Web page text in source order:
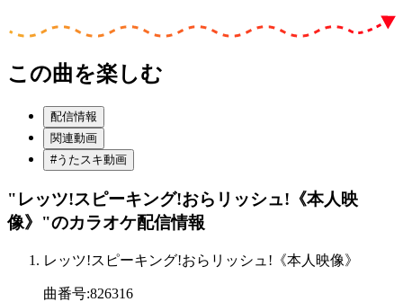
この曲を楽しむ
配信情報
関連動画
#うたスキ動画
"レッツ!スピーキング!おらリッシュ!《本人映
像》"のカラオケ配信情報
レッツ!スピーキング!おらリッシュ!《本人映像》
曲番号:826316